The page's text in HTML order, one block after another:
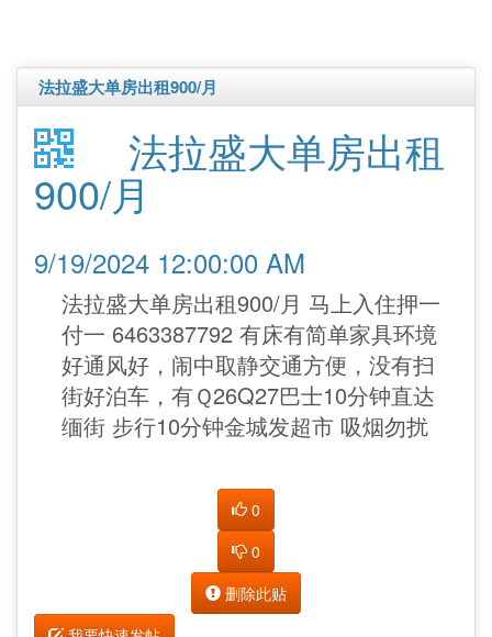
法拉盛大单房出租900/月
法拉盛大单房出租
900/月
9/19/2024 12:00:00 AM
法拉盛大单房出租900/月 马上入住押一
付一 6463387792 有床有简单家具环境
好通风好，闹中取静交通方便，没有扫
街好泊车，有Ｑ26Q27巴士10分钟直达
缅街 步行10分钟金城发超市 吸烟勿扰
0
0
删除此贴